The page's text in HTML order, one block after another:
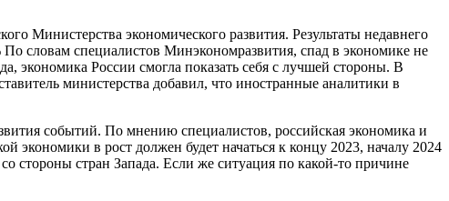
Министерства экономического развития. Результаты недавнего
словам специалистов Минэкономразвития, спад в экономике не
экономика России смогла показать себя с лучшей стороны. В
министерства добавил, что иностранные аналитики в
событий. По мнению специалистов, российская экономика и
экономики в рост должен будет начаться к концу 2023, началу 2024
стороны стран Запада. Если же ситуация по какой-то причине